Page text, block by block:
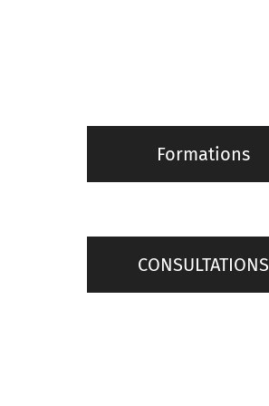
Formations
CONSULTATIONS